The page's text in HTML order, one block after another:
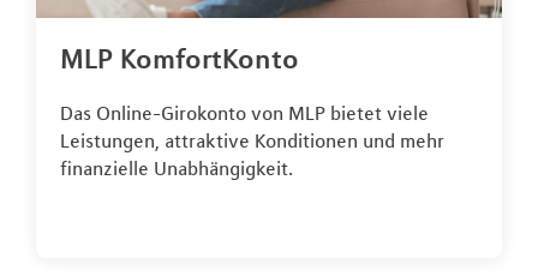
MLP KomfortKonto
Das Online-Girokonto von MLP bietet viele
Leistungen, attraktive Konditionen und mehr
finanzielle Unabhängigkeit.